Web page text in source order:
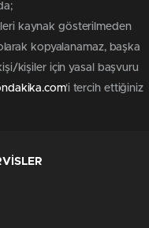
kaynak gösterilmeden
kopyalanamaz, başka
kişiler için yasal başvuru
'i tercih ettiğiniz